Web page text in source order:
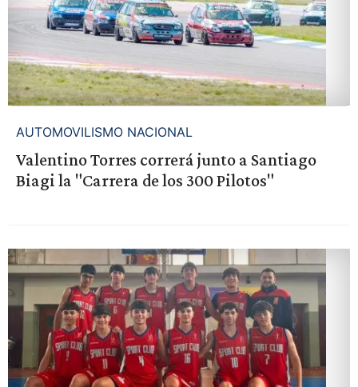
AUTOMOVILISMO NACIONAL
Valentino Torres correrá junto a Santiago
Biagi la "Carrera de los 300 Pilotos"